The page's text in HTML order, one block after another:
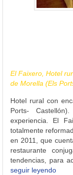
El Faixero, Hotel
de Morella (Els
Hotel rural con
Ports-
experiencia. El
totalmente
en 2011, que
restaurante
tendencias, para
seguir leyendo